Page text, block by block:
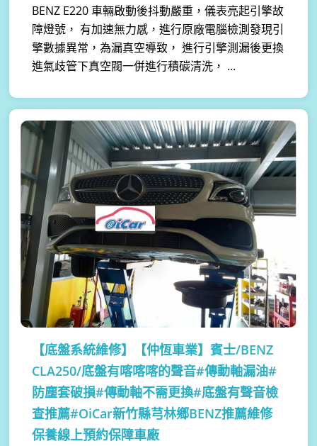
BENZ E220 車輛啟動後抖動嚴重，儀表亮起引擎故
障燈號， 有加速無力感，進行原廠電腦檢測發現引
擎數據異常，為漏真空導致， 進行引擎測漏後更換
進氣歧管下真空閥一併進行積碳清洗， ...
【底盤系統維修】
【仲恆車業】賓士/BENZ
CLA250/底盤有喀喀喀的聲音#傳動軸漏油#
防塵套破損#傳動軸不需更換#底盤有聲音檢
查推薦#OiCar新竹縣芎林鄉BENZ推薦維修
保養線上預約保障車廠